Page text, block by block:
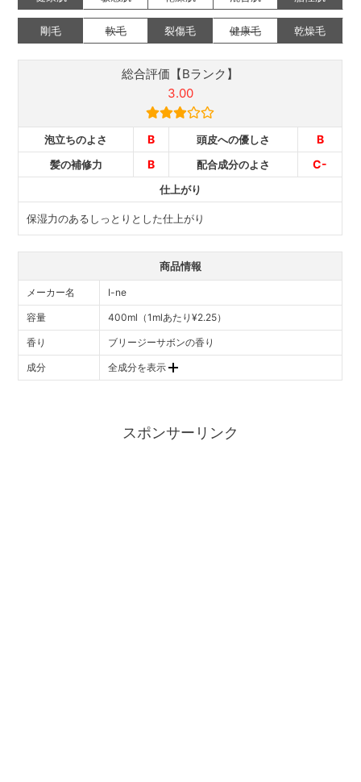
剛毛 軟毛 裂傷毛 健康毛 乾燥毛
総合評価【Bランク】
3.00
泡立ちのよさ B 頭皮への優しさ B
髪の補修力 B 配合成分のよさ C-
仕上がり
保湿力のあるしっとりとした仕上がり
商品情報
メーカー名 I-ne
容量 400ml（1mlあたり¥2.25）
香り ブリージーサボンの香り
成分 全成分を表示
スポンサーリンク